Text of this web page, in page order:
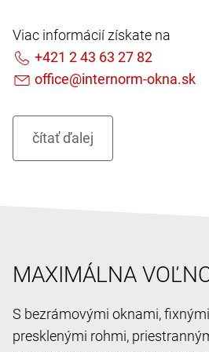
Viac informácií získate na
MAXIMÁLNA
S bezrámovými oknami,
presklenými rohmi,